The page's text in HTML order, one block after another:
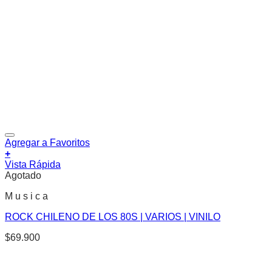
Agregar a Favoritos
+
Vista Rápida
Agotado
M u s i c a
ROCK CHILENO DE LOS 80S | VARIOS | VINILO
$69.900